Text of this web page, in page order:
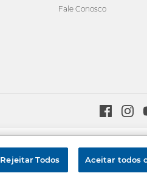
Fale Conosco
Rejeitar Todos Aceitar todos